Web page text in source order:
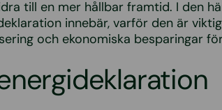
till en mer hållbar framtid. I den
innebär, varför den är
och ekonomiska besparingar